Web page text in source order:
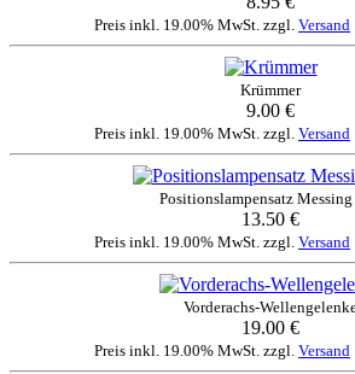
Preis inkl. 19.00% MwSt. zzgl. Versand
Krümmer
9.00 €
Preis inkl. 19.00% MwSt. zzgl. Versand
Positionslampensatz Messing
13.50 €
Preis inkl. 19.00% MwSt. zzgl. Versand
Vorderachs-
19.00 €
Preis inkl. 19.00% MwSt. zzgl. Versand